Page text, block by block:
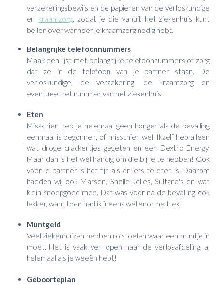
verzekeringsbewijs en de papieren van de verloskundige
en kraamzorg, zodat je die vanuit het ziekenhuis kunt
bellen over wanneer je kraamzorg nodig hebt.
Belangrijke telefoonnummers
Maak een lijst met belangrijke telefoonnummers of zorg
dat ze in de telefoon van je partner staan. De
verloskundige, de verzekering, de kraamzorg en
eventueel het nummer van het ziekenhuis.
Eten
Misschien heb je helemaal geen honger als de bevalling
eenmaal is begonnen, of misschien wel. Ikzelf heb alleen
wat droge crackertjes gegeten en een Dextro Energy.
Maar dan is het wél handig om die bij je te hebben! Ook
voor je partner is het fijn als er iets te eten is. Daarom
hadden wij ook Marsen, Snelle Jelles, Sultana's en wat
klein snoepgoed mee. Dat was voor ná de bevalling ook
lekker, want toen had ik ineens wél enorme trek!
Muntgeld
Veel ziekenhuizen hebben rolstoelen waar een muntje in
moet. Het is vaak ver lopen naar de verlosafdeling, al
helemaal als je weeën hebt!
Geboorteplan